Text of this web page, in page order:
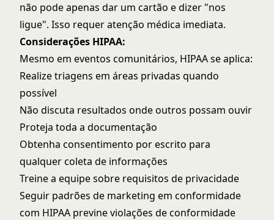
não pode apenas dar um cartão e dizer "nos
ligue". Isso requer atenção médica imediata.
Considerações HIPAA:
Mesmo em eventos comunitários, HIPAA se aplica:
Realize triagens em áreas privadas quando
possível
Não discuta resultados onde outros possam ouvir
Proteja toda a documentação
Obtenha consentimento por escrito para
qualquer coleta de informações
Treine a equipe sobre requisitos de privacidade
Seguir padrões de marketing em conformidade
com HIPAA previne violações de conformidade